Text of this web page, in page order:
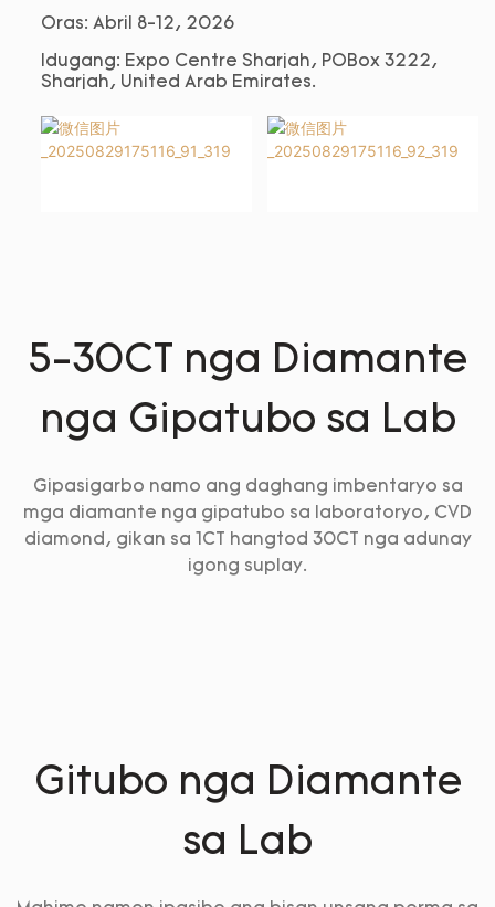
Oras: Abril 8-12, 2026
Idugang: Expo Centre Sharjah, POBox 3222,
Sharjah, United Arab Emirates.
5-30CT nga Diamante
nga Gipatubo sa Lab
Gipasigarbo namo ang daghang imbentaryo sa
mga diamante nga gipatubo sa laboratoryo, CVD
diamond, gikan sa 1CT hangtod 30CT nga adunay
igong suplay.
Gitubo nga Diamante
sa Lab